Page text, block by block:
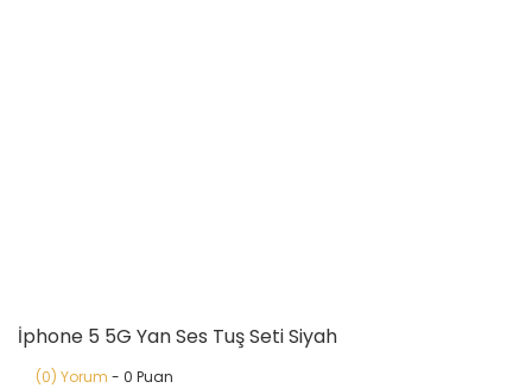
İphone 5 5G Yan Ses Tuş Seti Siyah
(0) Yorum - 0 Puan